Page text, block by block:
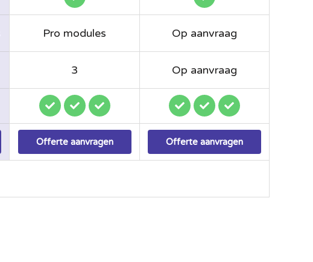
Pro modules Op aanvraag
3 Op aanvraag
Offerte aanvragen Offerte aanvragen